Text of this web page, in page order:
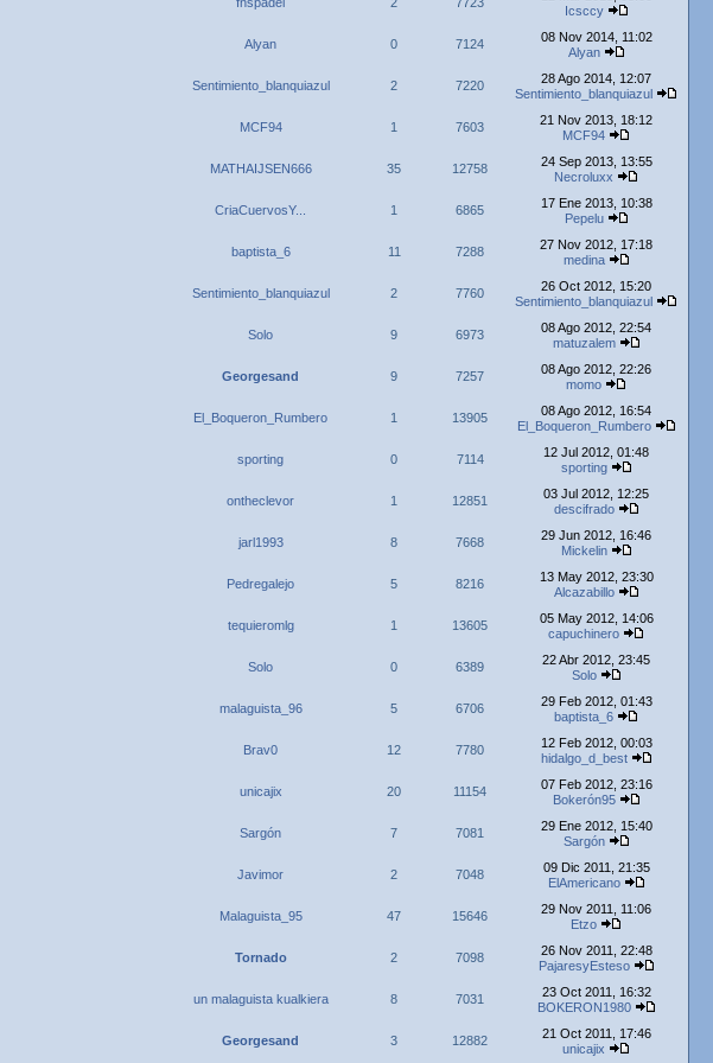
Icsccy
Alyan 0 7124
08 Nov 2014, 11:02
Alyan
Sentimiento_blanquiazul 2 7220
28 Ago 2014, 12:07
Sentimiento_blanquiazul
MCF94 1 7603
21 Nov 2013, 18:12
MCF94
MATHAIJSEN666 35 12758
24 Sep 2013, 13:55
Necroluxx
CriaCuervosY... 1 6865
17 Ene 2013, 10:38
Pepelu
baptista_6 11 7288
27 Nov 2012, 17:18
medina
Sentimiento_blanquiazul 2 7760
26 Oct 2012, 15:20
Sentimiento_blanquiazul
Solo 9 6973
08 Ago 2012, 22:54
matuzalem
Georgesand 9 7257
08 Ago 2012, 22:26
momo
El_Boqueron_Rumbero 1 13905
08 Ago 2012, 16:54
El_Boqueron_Rumbero
sporting 0 7114
12 Jul 2012, 01:48
sporting
ontheclevor 1 12851
03 Jul 2012, 12:25
descifrado
jarl1993 8 7668
29 Jun 2012, 16:46
Mickelin
Pedregalejo 5 8216
13 May 2012, 23:30
Alcazabillo
tequieromlg 1 13605
05 May 2012, 14:06
capuchinero
Solo 0 6389
22 Abr 2012, 23:45
Solo
malaguista_96 5 6706
29 Feb 2012, 01:43
baptista_6
Brav0 12 7780
12 Feb 2012, 00:03
hidalgo_d_best
unicajix 20 11154
07 Feb 2012, 23:16
Bokerón95
Sargón 7 7081
29 Ene 2012, 15:40
Sargón
Javimor 2 7048
09 Dic 2011, 21:35
ElAmericano
Malaguista_95 47 15646
29 Nov 2011, 11:06
Etzo
Tornado 2 7098
26 Nov 2011, 22:48
PajaresyEsteso
un malaguista kualkiera 8 7031
23 Oct 2011, 16:32
BOKERON1980
Georgesand 3 12882
21 Oct 2011, 17:46
unicajix